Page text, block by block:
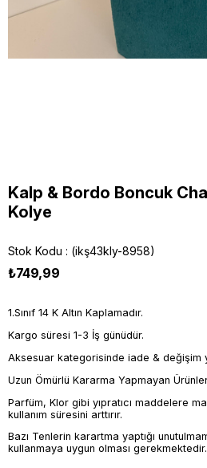
Kalp & Bordo Boncuk
Kolye
Stok Kodu (ikş43kly-8958)
₺749,99
1.Sınıf 14 K Altın Kaplamadır.
Kargo süresi 1-3 İş günüdür.
Aksesuar kategorisinde iade & değişim
Uzun Ömürlü Kararma Yapmayan
Parfüm, Klor gibi yıpratıcı maddelere
kullanım süresini arttırır.
Bazı Tenlerin karartma yaptığı
kullanmaya uygun olması gerekmektedir.